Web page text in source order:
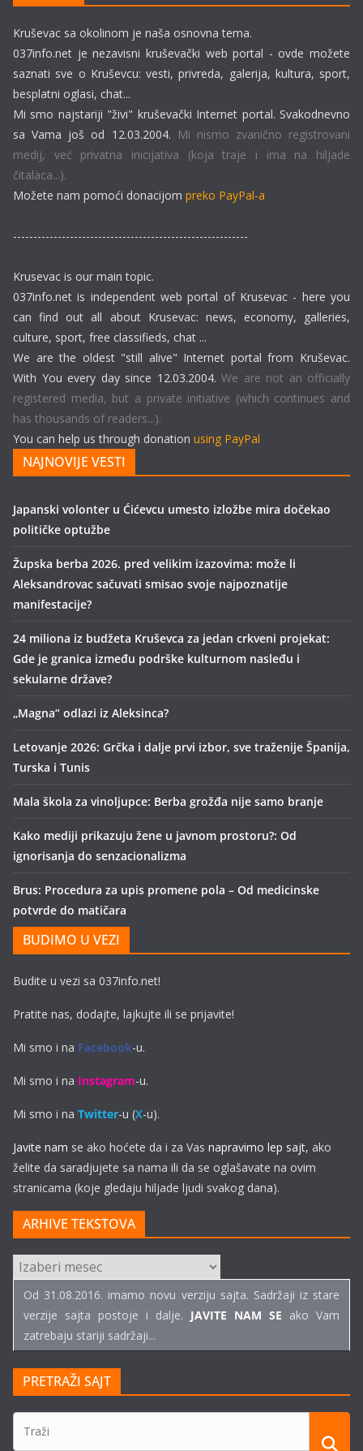
Kruševac sa okolinom je naša osnovna tema.
037info.net je nezavisni kruševački web portal - ovde možete
saznati sve o Kruševcu: vesti, privreda, galerija, kultura, sport,
besplatni oglasi, chat...
Mi smo najstariji "živi" kruševački Internet portal. Svakodnevno
sa Vama još od 12.03.2004. Mi nismo zvanično registrovani
medij, već privatna inicijativa (koja traje i ima na hiljade
čitalaca...).
Možete nam pomoći donacijom preko PayPal-a
----------------------------------------------------------
Krusevac is our main topic.
037info.net is independent web portal of Krusevac - here you
can find out all about Krusevac: news, economy, galleries,
culture, sport, free classifieds, chat ...
We are the oldest "still alive" Internet portal from Kruševac.
With You every day since 12.03.2004. We are not an officially
registered media, but a private initiative (which continues and
has thousands of readers...).
You can help us through donation using PayPal
NAJNOVIJE VESTI
Japanski volonter u Ćićevcu umesto izložbe mira dočekao
političke optužbe
Župska berba 2026. pred velikim izazovima: može li
Aleksandrovac sačuvati smisao svoje najpoznatije
manifestacije?
24 miliona iz budžeta Kruševca za jedan crkveni projekat:
Gde je granica između podrške kulturnom nasleđu i
sekularne države?
„Magna“ odlazi iz Aleksinca?
Letovanje 2026: Grčka i dalje prvi izbor, sve traženije Španija,
Turska i Tunis
Mala škola za vinoljupce: Berba grožđa nije samo branje
Kako mediji prikazuju žene u javnom prostoru?: Od
ignorisanja do senzacionalizma
Brus: Procedura za upis promene pola – Od medicinske
potvrde do matičara
BUDIMO U VEZI
Budite u vezi sa 037info.net!
Pratite nas, dodajte, lajkujte ili se prijavite!
Mi smo i na Facebook-u.
Mi smo i na Instagram-u.
Mi smo i na Twitter-u (X-u).
Javite nam se ako hoćete da i za Vas napravimo lep sajt, ako
želite da saradjujete sa nama ili da se oglašavate na ovim
stranicama (koje gledaju hiljade ljudi svakog dana).
ARHIVE TEKSTOVA
ARHIVE
TEKSTOVA
Od 31.08.2016. imamo novu verziju sajta. Sadržaji iz stare
verzije sajta postoje i dalje. JAVITE NAM SE ako Vam
zatrebaju stariji sadržaji...
PRETRAŽI SAJT